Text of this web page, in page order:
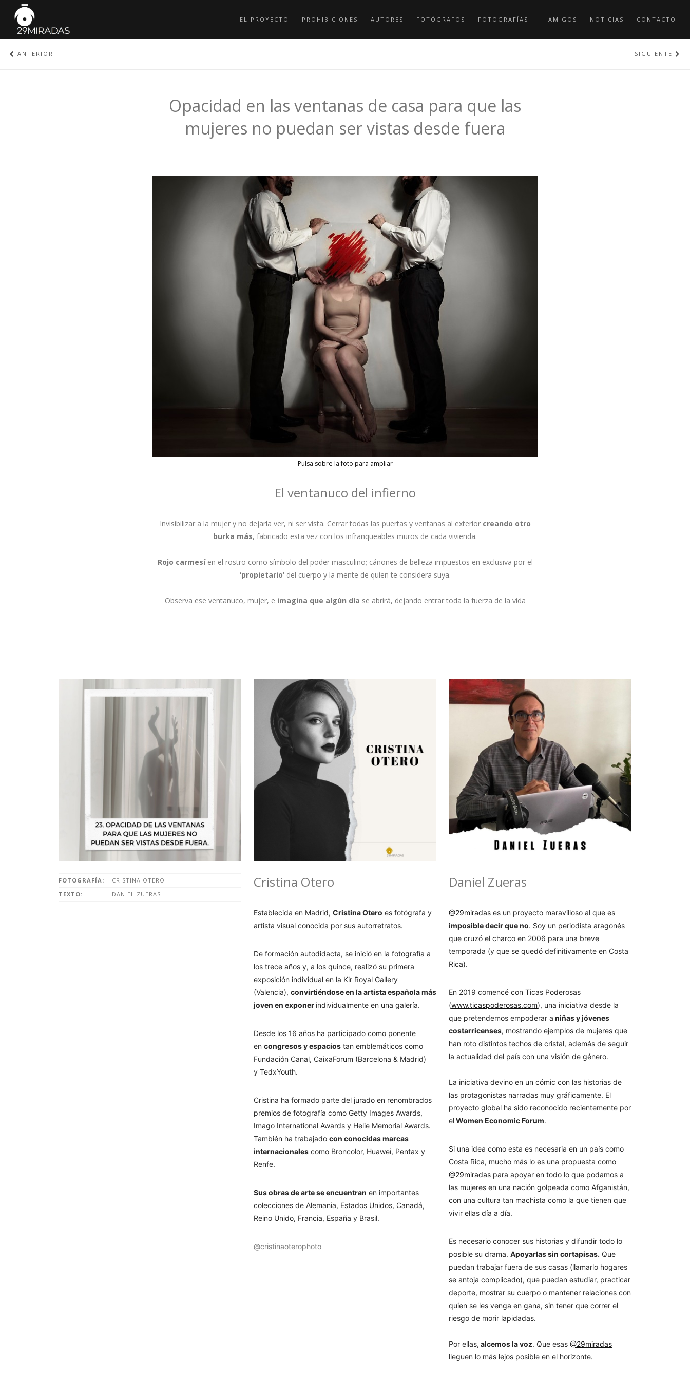
EL PROYECTO PROHIBICIONES AUTORES FOTÓGRAFOS FOTOGRAFÍAS + AMIGOS NOTICIAS CONTACTO
ANTERIOR SIGUIENTE
Opacidad en las ventanas de casa para que las
mujeres no puedan ser vistas desde fuera
Pulsa sobre la foto para ampliar
El ventanuco del infierno
Invisibilizar a la mujer y no dejarla ver, ni ser vista. Cerrar todas las puertas y ventanas al exterior creando otro
burka más, fabricado esta vez con los infranqueables muros de cada vivienda.
Rojo carmesí en el rostro como símbolo del poder masculino; cánones de belleza impuestos en exclusiva por el
‘propietario’ del cuerpo y la mente de quien te considera suya.
Observa ese ventanuco, mujer, e imagina que algún día se abrirá, dejando entrar toda la fuerza de la vida
FOTOGRAFÍA:
CRISTINA OTERO
TEXTO:
DANIEL ZUERAS
Cristina Otero
Establecida en Madrid, Cristina Otero es fotógrafa y
artista visual conocida por sus autorretratos.
De formación autodidacta, se inició en la fotografía a
los trece años y, a los quince, realizó su primera
exposición individual en la Kir Royal Gallery
(Valencia), convirtiéndose en la artistaespañola más
joven en exponer individualmente en una galería.
Desde los 16 años ha participado como ponente
en congresos y espacios tan emblemáticos como
Fundación Canal, CaixaForum (Barcelona & Madrid)
y TedxYouth.
Cristina ha formado parte del jurado en renombrados
premios de fotografía como Getty Images Awards,
Imago International Awards y Helie Memorial Awards.
También ha trabajado con conocidas marcas
internacionales como Broncolor, Huawei, Pentax y
Renfe.
Sus obras de arte se encuentran en importantes
colecciones de Alemania, Estados Unidos, Canadá,
Reino Unido, Francia, España y Brasil.
@cristinaoterophoto
Daniel Zueras
@29miradas es un proyecto maravilloso al que es
imposible decir que no. Soy un periodista aragonés
que cruzó el charco en 2006 para una breve
temporada (y que se quedó definitivamente en Costa
Rica).
En 2019 comencé con Ticas Poderosas
(www.ticaspoderosas.com), una iniciativa desde la
que pretendemos empoderar a niñas y jóvenes
costarricenses, mostrando ejemplos de mujeres que
han roto distintos techos de cristal, además de seguir
la actualidad del país con una visión de género.
La iniciativa devino en un cómic con las historias de
las protagonistas narradas muy gráficamente. El
proyecto global ha sido reconocido recientemente por
elWomen Economic Forum.
Si una idea como esta es necesaria en un país como
Costa Rica, mucho más lo es una propuesta como
@29miradas para apoyar en todo lo que podamos a
las mujeres en una nación golpeada como Afganistán,
con una cultura tan machista como la que tienen que
vivir ellas día a día.
Es necesario conocer sus historias y difundir todo lo
posible su drama. Apoyarlas sin cortapisas. Que
puedan trabajar fuera de sus casas (llamarlo hogares
se antoja complicado), que puedan estudiar, practicar
deporte, mostrar su cuerpo o mantener relaciones con
quien se les venga en gana, sin tener que correr el
riesgo de morir lapidadas.
Por ellas, alcemos la voz. Que esas @29miradas
lleguen lo más lejos posible en el horizonte.